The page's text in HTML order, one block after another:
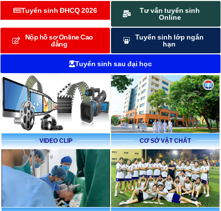
Tuyển sinh ĐHCQ 2026
Tư vấn tuyển sinh
Online
Nộp hồ sơ Online Cao
đẳng
Tuyển sinh lớp ngắn
hạn
Tuyển sinh sau đại học
VIDEO CLIP CƠ SỞ VẬT CHẤT